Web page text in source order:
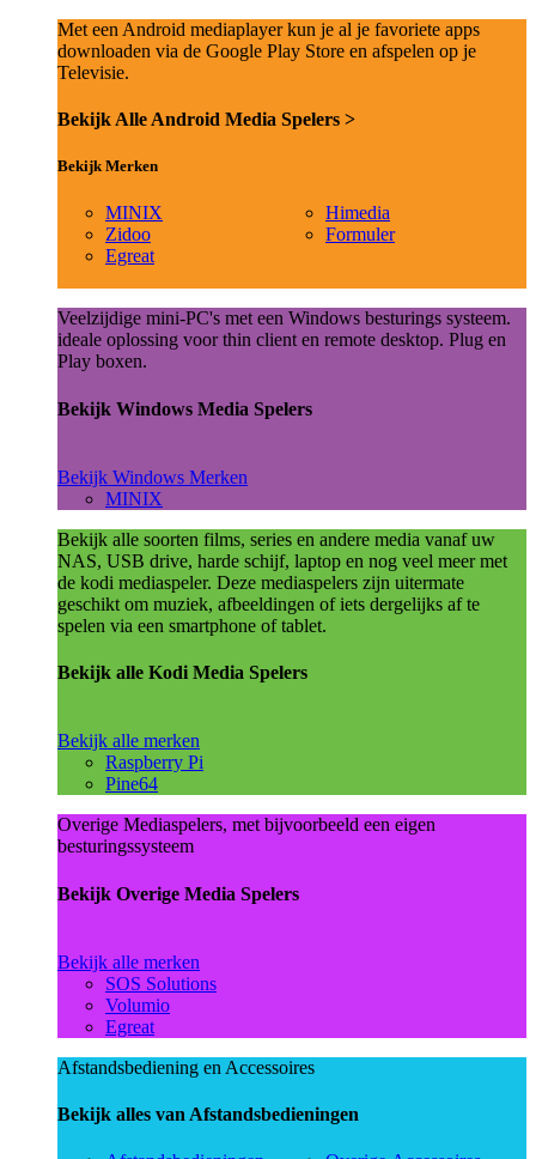
Met een Android mediaplayer kun je al je favoriete apps
downloaden via de Google Play Store en afspelen op je
Televisie.
Bekijk Alle Android Media Spelers >
Bekijk Merken
MINIX
Zidoo
Egreat
Himedia
Formuler
Veelzijdige mini-PC's met een Windows besturings systeem.
ideale oplossing voor thin client en remote desktop. Plug en
Play boxen.
Bekijk Windows Media Spelers
Bekijk Windows Merken
MINIX
Bekijk alle soorten films, series en andere media vanaf uw
NAS, USB drive, harde schijf, laptop en nog veel meer met
de kodi mediaspeler. Deze mediaspelers zijn uitermate
geschikt om muziek, afbeeldingen of iets dergelijks af te
spelen via een smartphone of tablet.
Bekijk alle Kodi Media Spelers
Bekijk alle merken
Raspberry Pi
Pine64
Overige Mediaspelers, met bijvoorbeeld een eigen
besturingssysteem
Bekijk Overige Media Spelers
Bekijk alle merken
SOS Solutions
Volumio
Egreat
Afstandsbediening en Accessoires
Bekijk alles van Afstandsbedieningen